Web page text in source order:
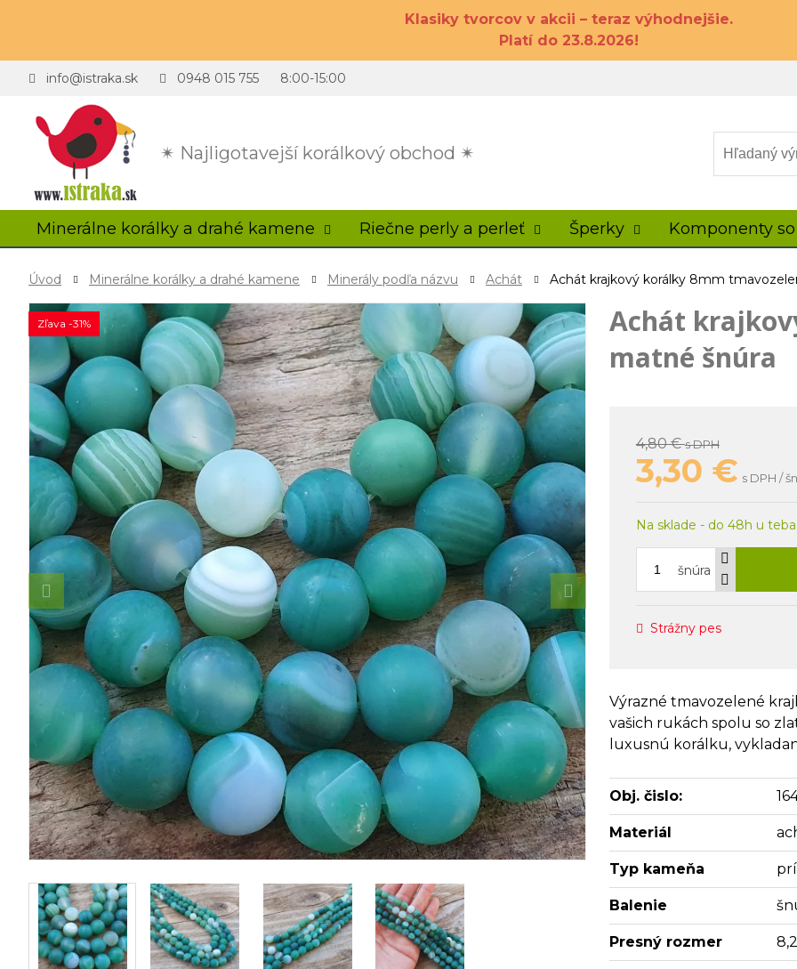
Klasiky tvorcov v akcii – teraz výhodnejšie.
Platí do 23.8.2026!
✴ Najligotavejší korálkový obchod ✴
info@istraka.sk 0948 015 755 8:00-15:00
Minerálne korálky a drahé kamene Riečne perly a perleť Šperky Komponenty
Úvod Minerálne korálky a drahé kamene Minerály podľa názvu Achát Achát krajkový korálky 8mm
Zľava -31%
Achát
matné šnúra
4,80 €s DPH
3,30 € s DPH /
Na sklade - do 48h u teba
šnúra
Strážny pes
Výrazné tmavozelené
vašich rukách spolu so
luxusnú korálku,
Obj. čislo:
Materiál
Typ kameňa
Balenie
Presný rozmer